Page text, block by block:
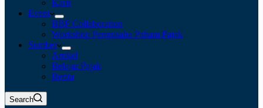
Karir
Event
BBF Collaboration
Workshop Pengusaha Paham Pajak
Sumber
Artikel
Belajar Pajak
Berita
Search